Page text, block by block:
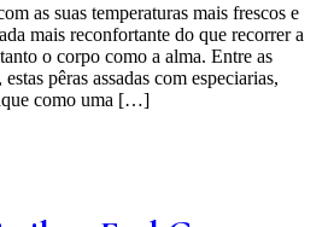
as suas temperaturas mais frescos e
mais reconfortante do que recorrer a
o corpo como a alma. Entre as
pêras assadas com especiarias,
como uma […]